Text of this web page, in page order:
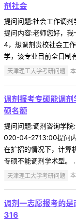
剂社会
提问问题:社会工作调
提问内容:老师您好，
4，想调剂贵校社会工
学，该专业目前全日制
天津理工大学考研问题
调剂报考专硕能调
硕名额
提问问题:调剂咨询学
020-04-2713:00提问
在扩招的情况下，计算
专硕不能调剂学术型。
天津理工大学考研问题
调剂一志愿报考的
316